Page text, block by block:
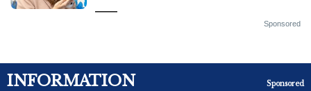
——
Sponsored
INFORMATION Sponsored